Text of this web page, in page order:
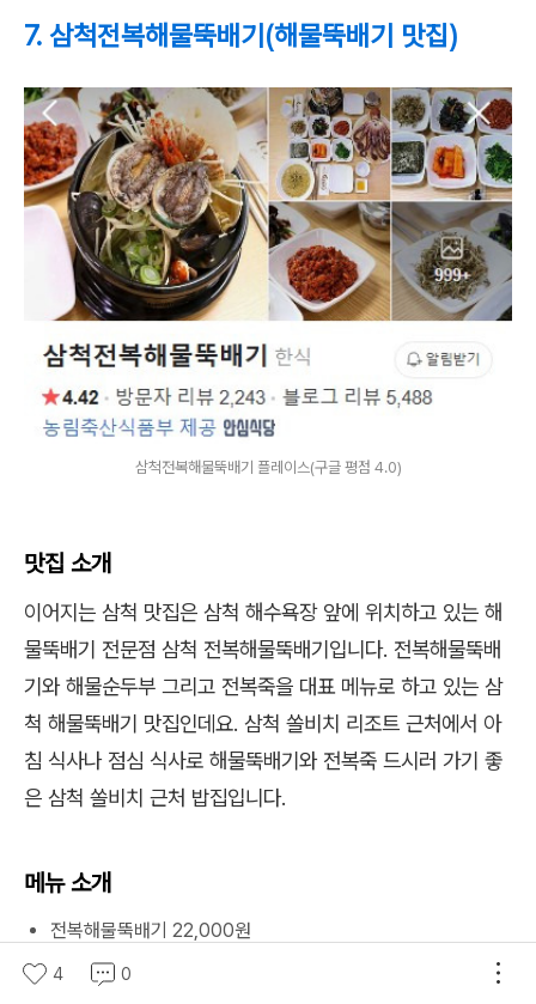
7. 삼척전복해물뚝배기(해물뚝배기 맛집)
삼척전복해물뚝배기 플레이스(구글 평점 4.0)
맛집 소개
이어지는 삼척 맛집은 삼척 해수욕장 앞에 위치하고 있는 해
물뚝배기 전문점 삼척 전복해물뚝배기입니다. 전복해물뚝배
기와 해물순두부 그리고 전복죽을 대표 메뉴로 하고 있는 삼
척 해물뚝배기 맛집인데요. 삼척 쏠비치 리조트 근처에서 아
침 식사나 점심 식사로 해물뚝배기와 전복죽 드시러 가기 좋
은 삼척 쏠비치 근처 밥집입니다.
메뉴 소개
전복해물뚝배기 22,000원
전복해물순두부 14,000원
4 0